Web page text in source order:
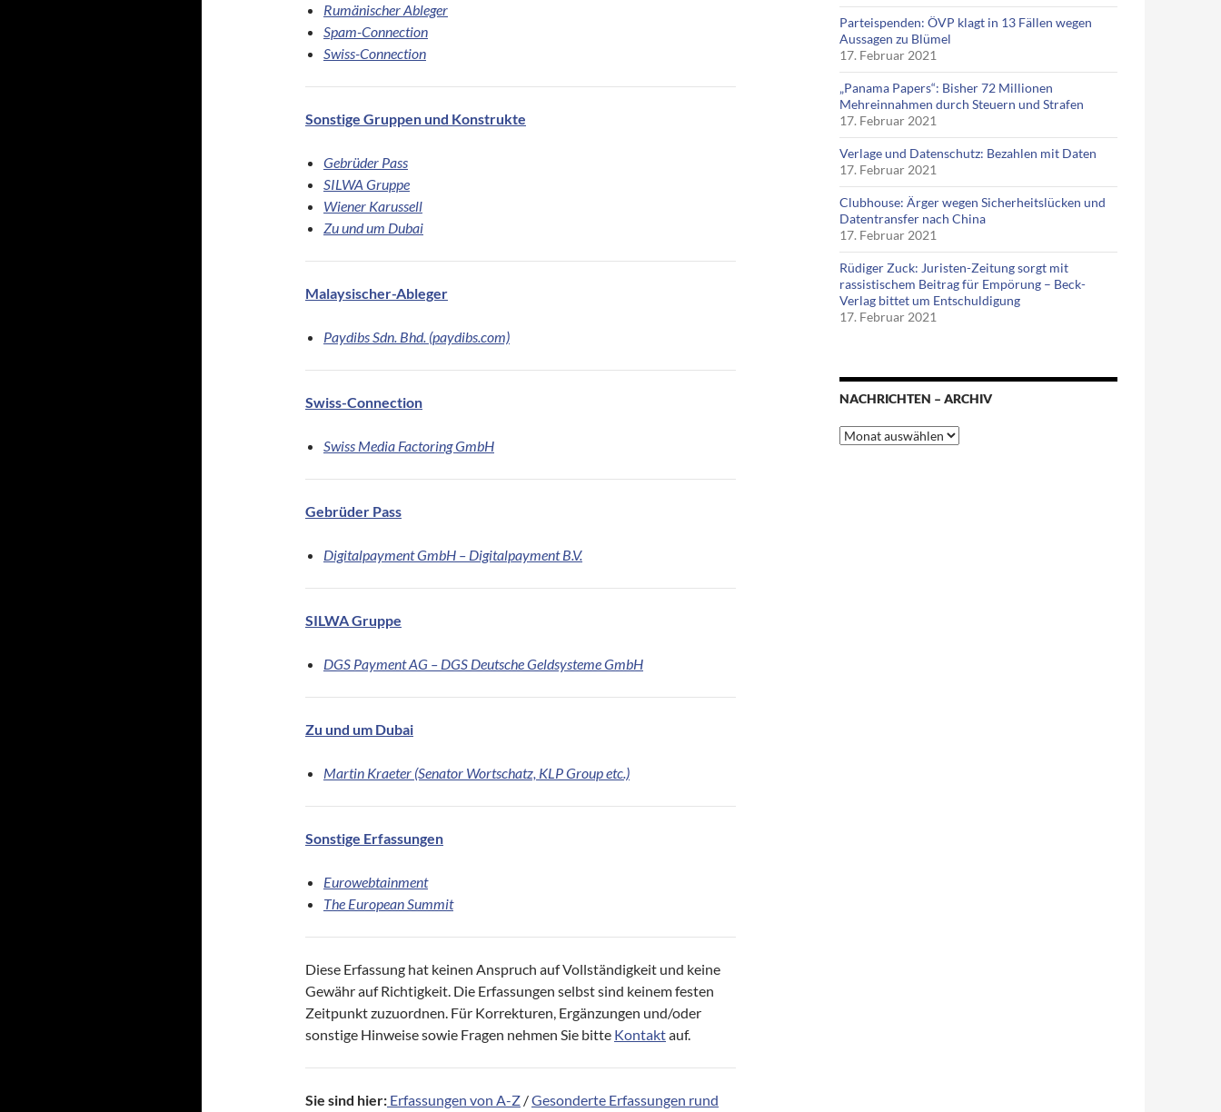
Rumänischer Ableger
Spam-Connection
Swiss-Connection
Sonstige Gruppen und Konstrukte
Gebrüder Pass
SILWA Gruppe
Wiener Karussell
Zu und um Dubai
Malaysischer-Ableger
Paydibs Sdn. Bhd. (paydibs.com)
Swiss-Connection
Swiss Media Factoring GmbH
Gebrüder Pass
Digitalpayment GmbH – Digitalpayment B.V.
SILWA Gruppe
DGS Payment AG – DGS Deutsche Geldsysteme GmbH
Zu und um Dubai
Martin Kraeter (Senator Wortschatz, KLP Group etc.)
Sonstige Erfassungen
Eurowebtainment
The European Summit
Diese Erfassung hat keinen Anspruch auf Vollständigkeit und keine
Gewähr auf Richtigkeit. Die Erfassungen selbst sind keinem festen
Zeitpunkt zuzuordnen. Für Korrekturen, Ergänzungen und/oder
sonstige Hinweise sowie Fragen nehmen Sie bitte Kontaktauf.
Sie sind hier: Erfassungen von A-Z /Gesonderte Erfassungen rund
Parteispenden: ÖVP klagt in 13 Fällen wegen
Aussagen zu Blümel
17. Februar 2021
„Panama Papers“: Bisher 72 Millionen
Mehreinnahmen durch Steuern und Strafen
17. Februar 2021
Verlage und Datenschutz: Bezahlen mit Daten
17. Februar 2021
Clubhouse: Ärger wegen Sicherheitslücken und
Datentransfer nach China
17. Februar 2021
Rüdiger Zuck: Juristen-Zeitung sorgt mit
rassistischem Beitrag für Empörung – Beck-
Verlag bittet um Entschuldigung
17. Februar 2021
NACHRICHTEN – ARCHIV
Nachrichten
–